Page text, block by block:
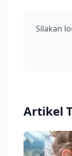
Silakan
Artikel